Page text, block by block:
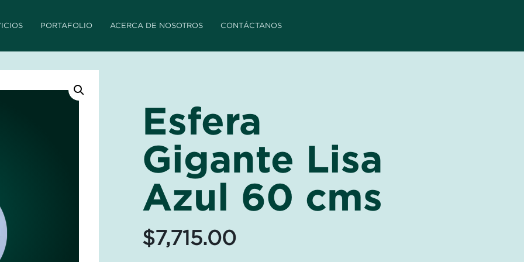
PORTAFOLIO ACERCA DE NOSOTROS CONTÁCTANOS
Esfera
Gigante Lisa
Azul 60 cms
$7,715.00